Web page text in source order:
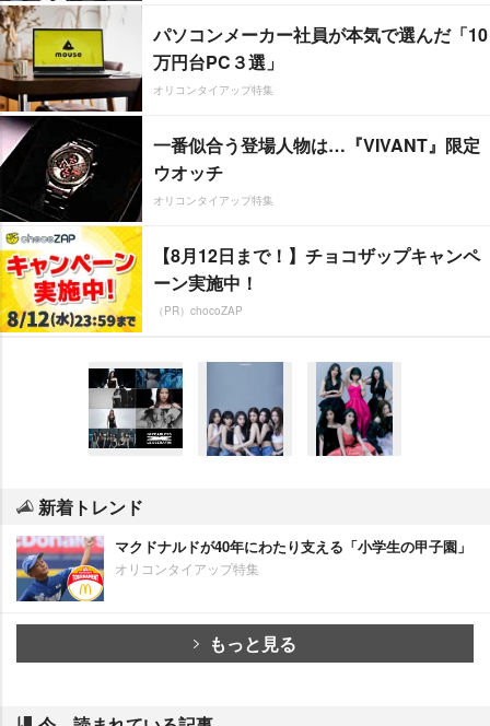
パソコンメーカー社員が本気で選んだ「10
万円台PC３選」
オリコンタイアップ特集
一番似合う登場人物は…『VIVANT』限定
ウオッチ
オリコンタイアップ特集
【8月12日まで！】チョコザップキャンペ
ーン実施中！
（PR）chocoZAP
新着トレンド
マクドナルドが40年にわたり支える「小学生の甲子園」
オリコンタイアップ特集
もっと見る